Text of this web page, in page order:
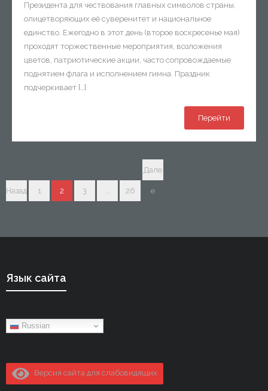
Президента для чествования главных символов страны,
олицетворяющих её суверенитет и национальное
единство. Ежегодно в этот день (второе воскресенье мая)
проходят торжественные мероприятия, возложения
цветов, патриотические акции, часто сопровождаемые
поднятием флага и исполнением гимна. Праздник
подчеркивает […]
Перейти
Назад 1 2 3 … 26
Дале
е
Язык сайта
Russian
Версия сайта для слабовидящих